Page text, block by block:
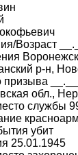
Возраст
р-н,
призыва
обл.,
службы
убит
25.01.1945